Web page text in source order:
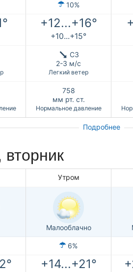
10%
+12...+16°
+10...+15°
СЗ
2-3 м/с
Легкий ветер
758
мм рт. ст.
Нормальное давление
Подробнее
вторник
Утром
Малооблачно
6%
+14...+21°